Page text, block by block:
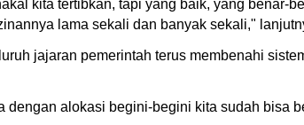
kita tertibkan, tapi yang baik, yang benar-
lama sekali dan banyak sekali,"
jajaran pemerintah terus membenahi
alokasi begini-begini kita sudah bisa